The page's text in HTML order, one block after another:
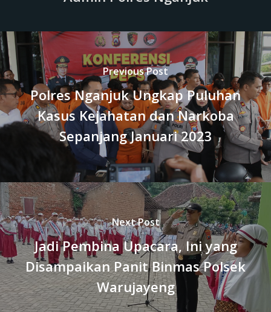
Previous Post
Polres Nganjuk Ungkap Puluhan
Kasus Kejahatan dan Narkoba
Sepanjang Januari 2023
Next Post
Jadi Pembina Upacara, Ini yang
Disampaikan Panit Binmas Polsek
Warujayeng